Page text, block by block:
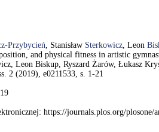
Przybycień, Stanisław Sterkowicz, Leon
and physical fitness in artistic
Leon Biskup, Ryszard Żarów, Łukasz
2 (2019), e0211533, s. 1-21
https://journals.plos.org/